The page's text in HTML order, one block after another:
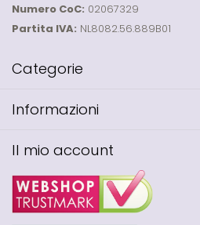
Numero CoC: 02067329
Partita IVA: NL8082.56.889B01
Categorie
Informazioni
Il mio account